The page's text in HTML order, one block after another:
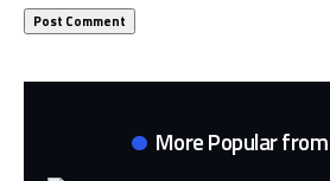
More Popular